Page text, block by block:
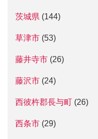
茨城県 (144)
草津市 (53)
藤井寺市 (26)
藤沢市 (24)
西彼杵郡長与町 (26)
西条市 (29)